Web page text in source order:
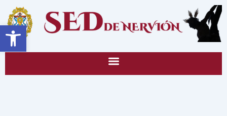
Abrir barra de herramientas
contenido